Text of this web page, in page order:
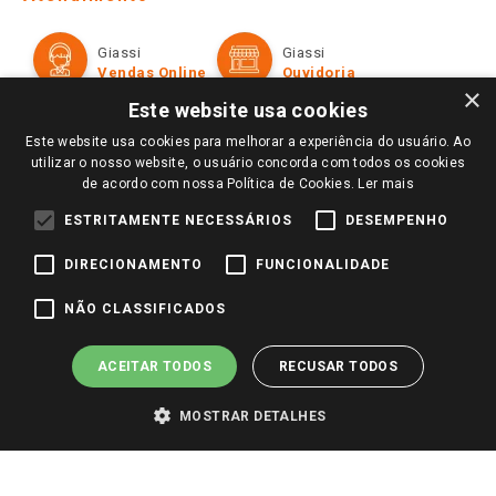
Televendas
Perguntas frequentes
Trabalhe Conosco
Identidade Visual
Formas de Pagamento
Políticas de entrega
Trocas e Devoluções
Giassi
Vendas Online
Giassi
Ouvidoria
Redes Sociais
Pagamento e Segurança
×
Este website usa cookies
Este website usa cookies para melhorar a experiência do usuário. Ao
utilizar o nosso website, o usuário concorda com todos os cookies
de acordo com nossa Política de Cookies. Ler mais
ESTRITAMENTE NECESSÁRIOS DESEMPENHO
DIRECIONAMENTO FUNCIONALIDADE
NÃO CLASSIFICADOS
ACEITAR TODOS RECUSAR TODOS
MOSTRAR DETALHES